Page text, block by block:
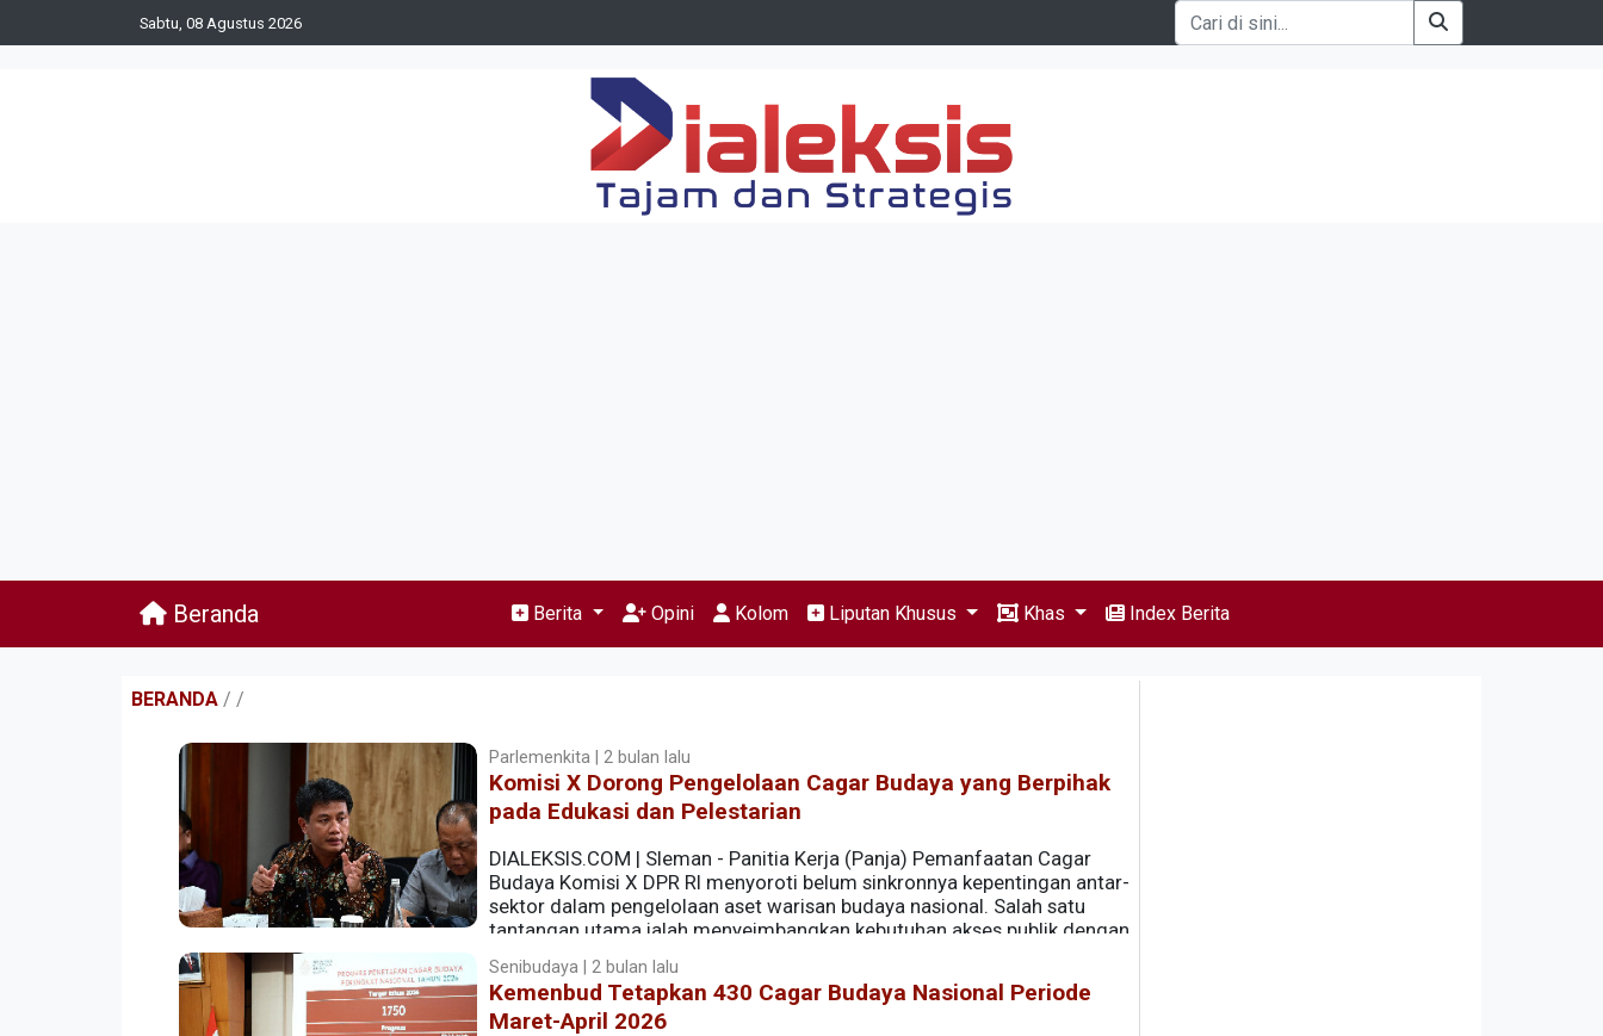
Sabtu, 08 Agustus 2026
Beranda Berita Opini Kolom Liputan Khusus Khas Index Berita
BERANDA / /
Parlemenkita | 2 bulan lalu
Komisi X Dorong Pengelolaan Cagar Budaya yang Berpihak
pada Edukasi dan Pelestarian
DIALEKSIS.COM | Sleman - Panitia Kerja (Panja) Pemanfaatan Cagar
Budaya Komisi X DPR RI menyoroti belum sinkronnya kepentingan antar-
sektor dalam pengelolaan aset warisan budaya nasional. Salah satu
tantangan utama ialah menyeimbangkan kebutuhan akses publik dengan
upaya menjaga kelestarian situs cagar budaya.
Senibudaya | 2 bulan lalu
Kemenbud Tetapkan 430 Cagar Budaya Nasional Periode
Maret-April 2026